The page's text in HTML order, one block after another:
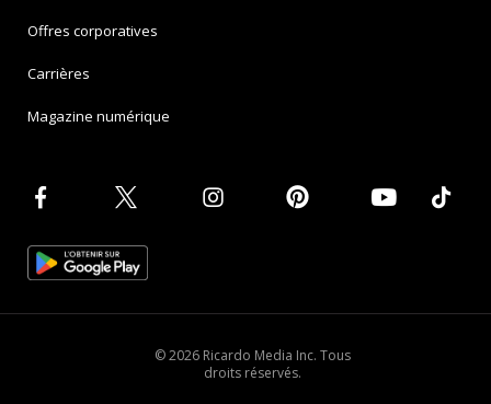
Offres corporatives
Carrières
Magazine numérique
© 2026 Ricardo Media Inc. Tous
droits réservés.